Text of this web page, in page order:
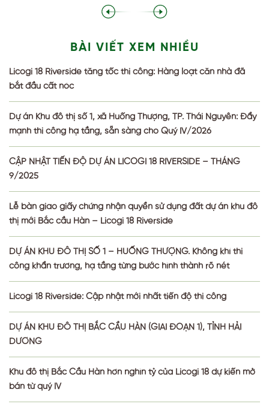
BÀI VIẾT XEM NHIỀU
Licogi 18 Riverside tăng tốc thi công: Hàng loạt căn nhà đã
bắt đầu cất nóc
Dự án Khu đô thị số 1, xã Huống Thượng, TP. Thái Nguyên: Đẩy
mạnh thi công hạ tầng, sẵn sàng cho Quý IV/2026
CẬP NHẬT TIẾN ĐỘ DỰ ÁN LICOGI 18 RIVERSIDE – THÁNG
9/2025
Lễ bàn giao giấy chứng nhận quyền sử dụng đất dự án khu đô
thị mới Bắc cầu Hàn – Licogi 18 Riverside
DỰ ÁN KHU ĐÔ THỊ SỐ 1 – HUỐNG THƯỢNG. Không khí thi
công khẩn trương, hạ tầng từng bước hình thành rõ nét
Licogi 18 Riverside: Cập nhật mới nhất tiến độ thi công
DỰ ÁN KHU ĐÔ THỊ BẮC CẦU HÀN (GIAI ĐOẠN 1), TỈNH HẢI
DƯƠNG
Khu đô thị Bắc Cầu Hàn hơn nghìn tỷ của Licogi 18 dự kiến mở
bán từ quý IV